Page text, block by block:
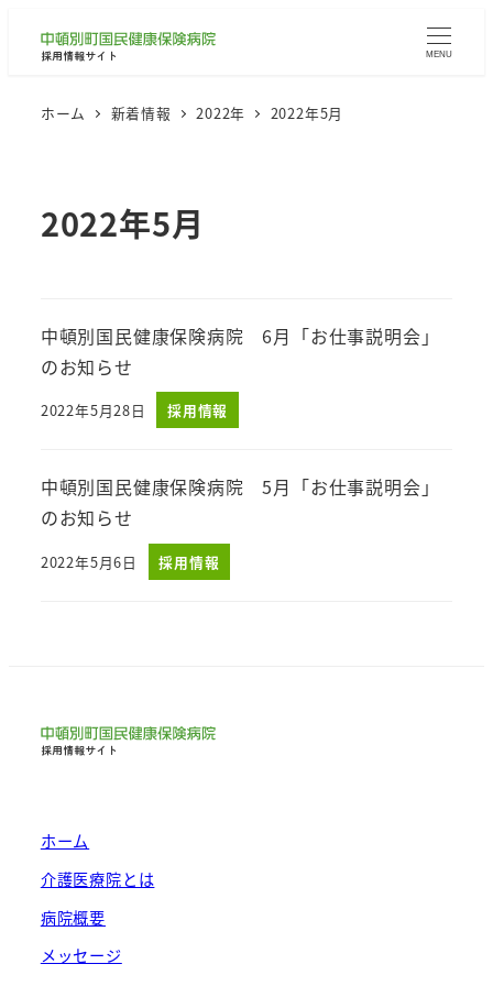
MENU
ホーム 新着情報 2022年 2022年5月
2022年5月
中頓別国民健康保険病院 6月「お仕事説明会」
のお知らせ
投稿日
2022年5月28日 採用情報
中頓別国民健康保険病院 5月「お仕事説明会」
のお知らせ
投稿日
2022年5月6日 採用情報
ホーム
介護医療院とは
病院概要
メッセージ